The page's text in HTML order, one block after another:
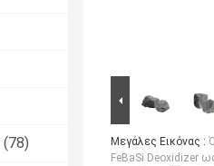
(78) Μεγάλες Εικόνας :
FeBaSi Deoxidizer